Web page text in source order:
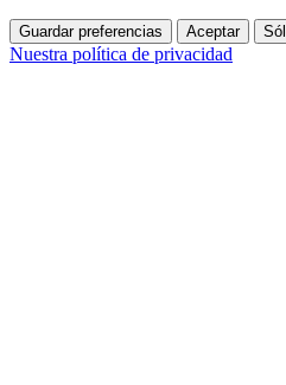
Guardar preferencias Aceptar
Nuestra política de privacidad